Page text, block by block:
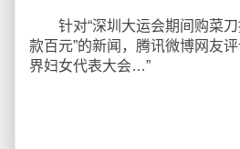
针对“深圳大运会期间购菜刀
款百元”的新闻，腾讯微博网友
界妇女代表大会…”